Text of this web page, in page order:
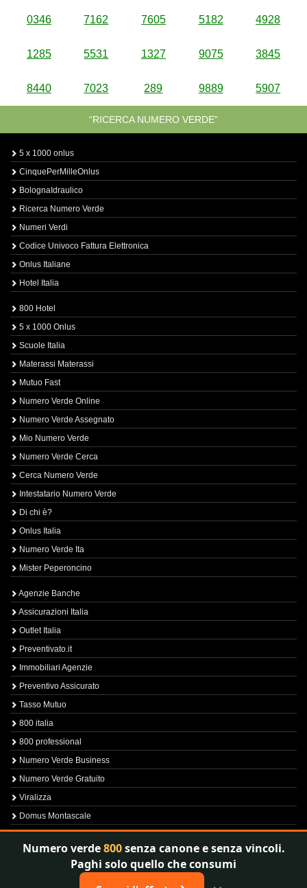
0346 7162 7605 5182 4928
1285 5531 1327 9075 3845
8440 7023 289 9889 5907
“RICERCA NUMERO VERDE”
5 x 1000 onlus
CinquePerMilleOnlus
BolognaIdraulico
Ricerca Numero Verde
Numeri Verdi
Codice Univoco Fattura Elettronica
Onlus Italiane
Hotel Italia
800 Hotel
5 x 1000 Onlus
Scuole Italia
Materassi Materassi
Mutuo Fast
Numero Verde Online
Numero Verde Assegnato
Mio Numero Verde
Numero Verde Cerca
Cerca Numero Verde
Intestatario Numero Verde
Di chi è?
Onlus Italia
Numero Verde Ita
Mister Peperoncino
Agenzie Banche
Assicurazioni Italia
Outlet Italia
Preventivato.it
Immobiliari Agenzie
Preventivo Assicurato
Tasso Mutuo
800 italia
800 professional
Numero Verde Business
Numero Verde Gratuito
Viralizza
Domus Montascale
Sprint800
Verfica Numero Verde
Numero verde800senza canone e senza vincoli.
Paghi solo quello che consumi